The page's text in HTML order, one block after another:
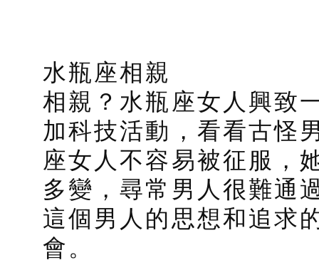
水瓶座相親
相親？水瓶座女人興致
加科技活動，看看古怪
座女人不容易被征服，
多變，尋常男人很難通
這個男人的思想和追求
會。